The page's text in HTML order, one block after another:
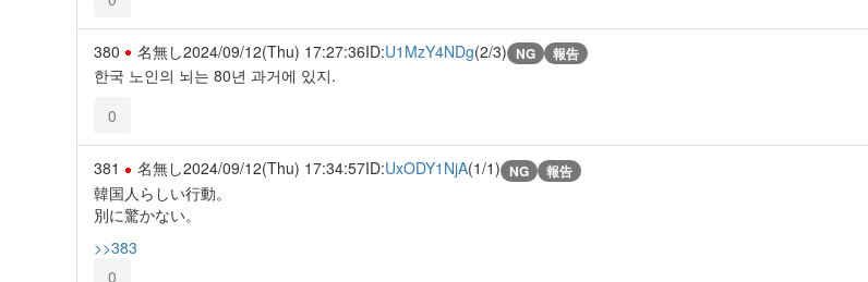
380 名無し2024/09/12(Thu) 17:27:36ID:U1MzY4NDg(2/3) NG 報告
한국 노인의 뇌는 80년 과거에 있지.
0
381 名無し2024/09/12(Thu) 17:34:57ID:UxODY1NjA(1/1) NG 報告
韓国人らしい行動。
別に驚かない。
>>383
0